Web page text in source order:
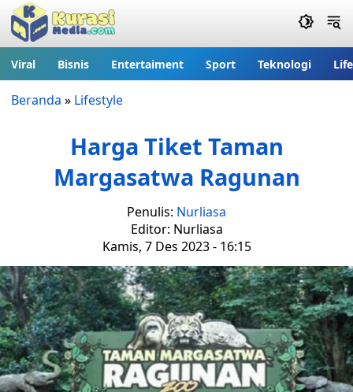
Viral Bisnis Entertaiment Sport Teknologi
Beranda » Lifestyle
Harga Tiket Taman
Margasatwa Ragunan
Penulis: Nurliasa
Editor: Nurliasa
Kamis, 7 Des 2023 - 16:15